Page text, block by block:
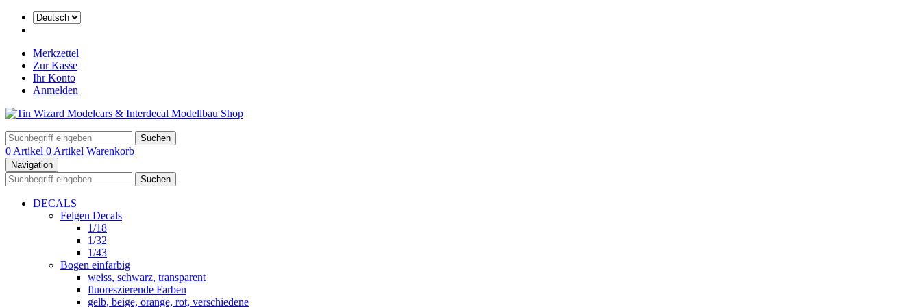
Merkzettel
Zur Kasse
Ihr Konto
Anmelden
Suchen
0 Artikel 0 Artikel Warenkorb
Navigation
Suchen
DECALS
Felgen Decals
1/18
1/32
1/43
Bogen einfarbig
weiss, schwarz, transparent
fluoreszierende Farben
gelb, beige, orange, rot, verschiedene